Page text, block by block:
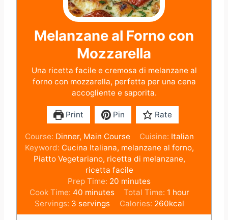
Melanzane al Forno con
Mozzarella
Una ricetta facile e cremosa di melanzane al
forno con mozzarella, perfetta per una cena
accogliente e saporita.
Print Pin Rate
Course: Dinner, Main Course Cuisine: Italian
Keyword: Cucina Italiana, melanzane al forno,
Piatto Vegetariano, ricetta di melanzane,
ricetta facile
Prep Time: 20 m
n
u
minutes
Cook Time: 40m
i
n
minutes Total Time: 1 h
o
u
hour
Servings: 3 servings Calories: 260kcal